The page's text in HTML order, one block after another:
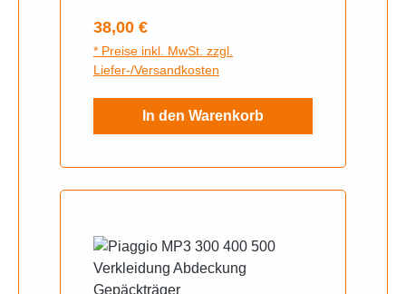
Regulärer Preis:
38,00 €
* Preise inkl. MwSt. zzgl.
Liefer-/Versandkosten
In den Warenkorb